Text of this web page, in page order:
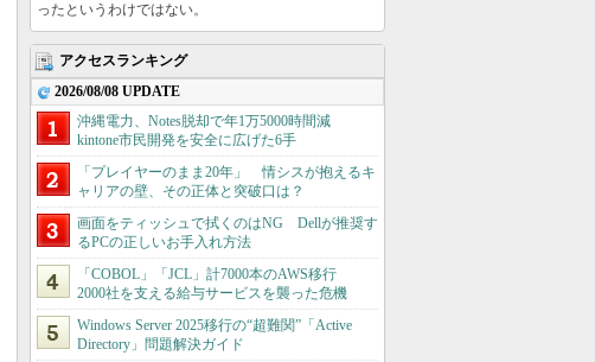
ったというわけではない。
アクセスランキング
2026/08/08 UPDATE
沖縄電力、Notes脱却で年1万5000時間減
kintone市民開発を安全に広げた6手
「プレイヤーのまま20年」 情シスが抱えるキ
ャリアの壁、その正体と突破口は？
画面をティッシュで拭くのはNG Dellが推奨す
るPCの正しいお手入れ方法
「COBOL」「JCL」計7000本のAWS移行
2000社を支える給与サービスを襲った危機
Windows Server 2025移行の“超難関”「Active
Directory」問題解決ガイド